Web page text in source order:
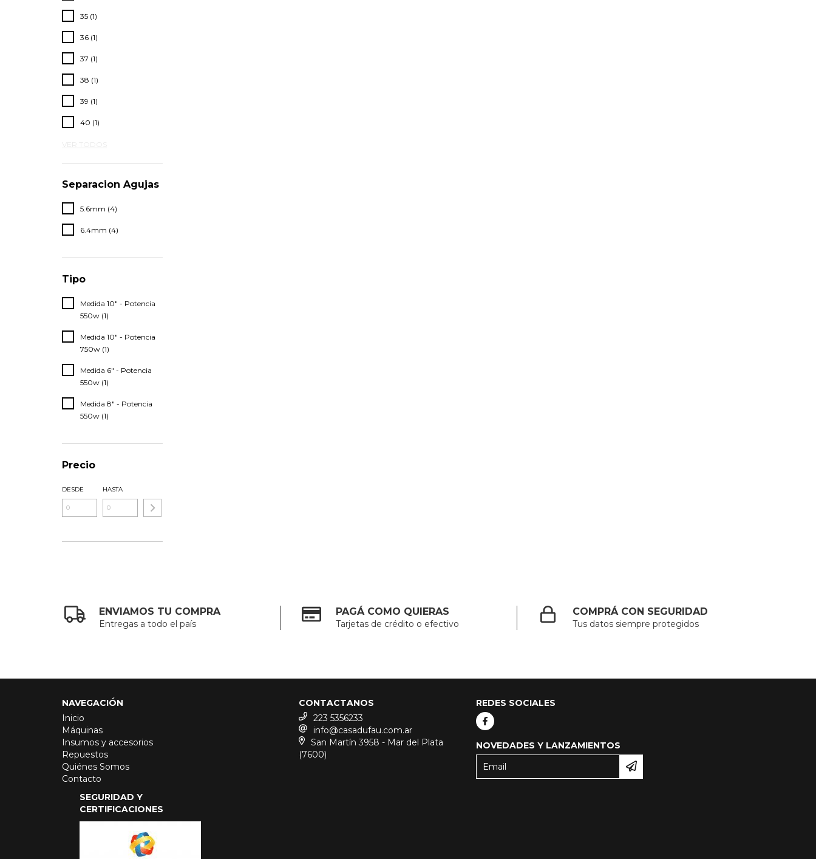
35 (1)
36 (1)
37 (1)
38 (1)
39 (1)
40 (1)
Separacion Agujas
5.6mm (4)
6.4mm (4)
Tipo
Medida 10" - Potencia
550w (1)
Medida 10" - Potencia
750w (1)
Medida 6" - Potencia
550w (1)
Medida 8" - Potencia
550w (1)
Precio
DESDE HASTA
ENVIAMOS TU COMPRA
Entregas a todo el país
PAGÁ COMO QUIERAS
Tarjetas de crédito o efectivo
COMPRÁ CON SEGURIDAD
Tus datos siempre protegidos
NAVEGACIÓN
Inicio
Máquinas
Insumos y accesorios
Repuestos
Quiénes Somos
Contacto
CONTACTANOS
223 5356233
info@casadufau.com.ar
San Martín 3958 - Mar del Plata
(7600)
REDES SOCIALES
NOVEDADES Y LANZAMIENTOS
SEGURIDAD Y
CERTIFICACIONES